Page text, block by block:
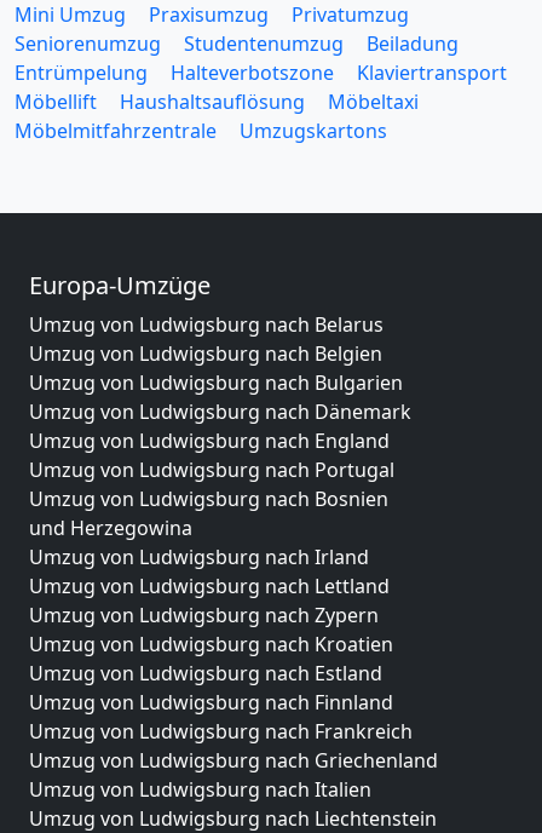
Mini Umzug
Praxisumzug
Privatumzug
Seniorenumzug
Studentenumzug
Beiladung
Entrümpelung
Halteverbotszone
Klaviertransport
Möbellift
Haushaltsauflösung
Möbeltaxi
Möbelmitfahrzentrale
Umzugskartons
Europa-Umzüge
Umzug von Ludwigsburg nach Belarus
Umzug von Ludwigsburg nach Belgien
Umzug von Ludwigsburg nach Bulgarien
Umzug von Ludwigsburg nach Dänemark
Umzug von Ludwigsburg nach England
Umzug von Ludwigsburg nach Portugal
Umzug von Ludwigsburg nach Bosnien
und Herzegowina
Umzug von Ludwigsburg nach Irland
Umzug von Ludwigsburg nach Lettland
Umzug von Ludwigsburg nach Zypern
Umzug von Ludwigsburg nach Kroatien
Umzug von Ludwigsburg nach Estland
Umzug von Ludwigsburg nach Finnland
Umzug von Ludwigsburg nach Frankreich
Umzug von Ludwigsburg nach Griechenland
Umzug von Ludwigsburg nach Italien
Umzug von Ludwigsburg nach Liechtenstein